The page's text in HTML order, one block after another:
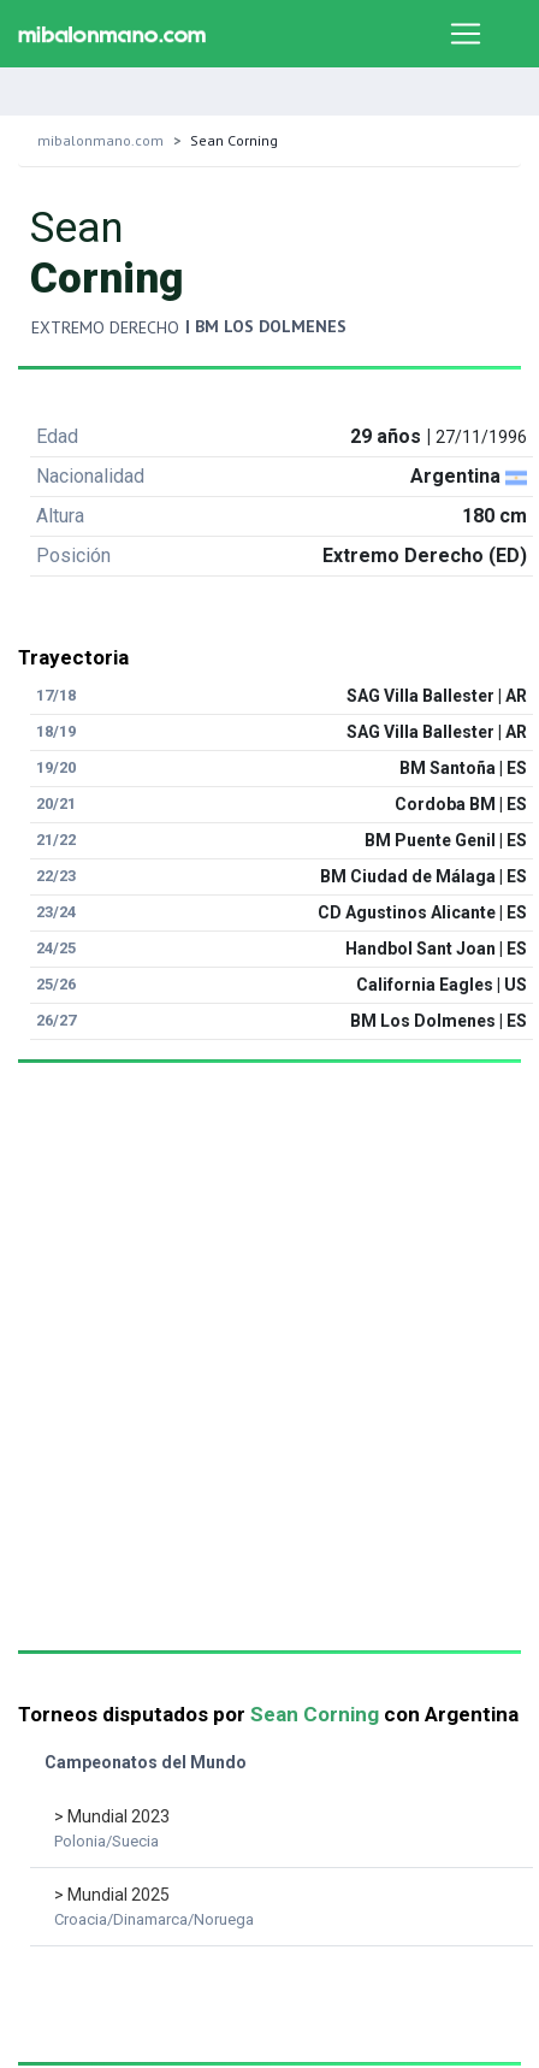
mibalonmano.com Sean Corning
Sean
Corning
EXTREMO DERECHO | BM LOS DOLMENES
Edad 29 años |27/11/1996
Nacionalidad
Argentina
Altura
180 cm
Posición
Extremo Derecho (ED)
Trayectoria
17/18 SAG Villa Ballester | AR
18/19 SAG Villa Ballester | AR
19/20 BM Santoña | ES
20/21 Cordoba BM | ES
21/22 BM Puente Genil | ES
22/23 BM Ciudad de Málaga | ES
23/24 CD Agustinos Alicante | ES
24/25 Handbol Sant Joan | ES
25/26 California Eagles | US
26/27 BM Los Dolmenes | ES
Torneos disputados por Sean Corning con Argentina
Campeonatos del Mundo
> Mundial 2023
Polonia/Suecia
> Mundial 2025
Croacia/Dinamarca/Noruega